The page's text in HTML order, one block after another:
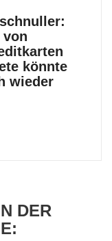
von
könnte
wieder
DER